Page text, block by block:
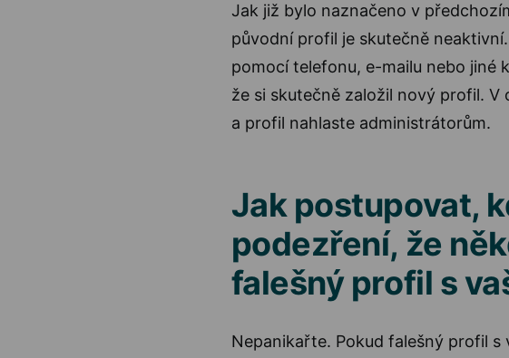
Jak již bylo naznačeno v
původní profil je skutečně
pomocí telefonu, e-mailu nebo jiné
že si skutečně založil nový profil.
a profil nahlaste administrátorům.
Jak postupovat,
podezření, že
falešný profil s
Nepanikařte. Pokud falešný profil